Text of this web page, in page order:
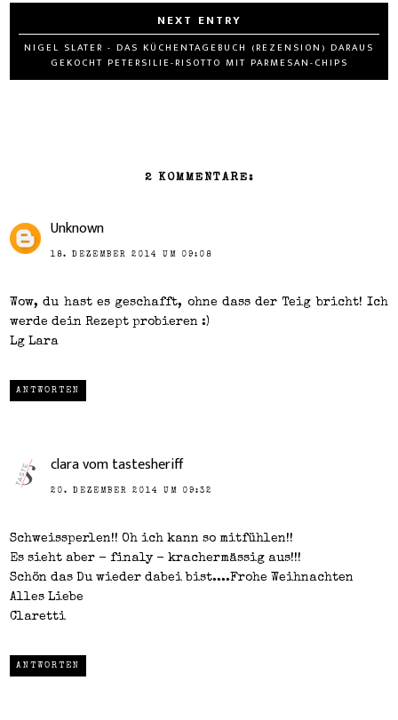
NIGEL SLATER - DAS KÜCHENTAGEBUCH (REZENSION) DARAUS
GEKOCHT PETERSILIE-RISOTTO MIT PARMESAN-CHIPS
2 KOMMENTARE:
Unknown
18. DEZEMBER 2014 UM 09:08
Wow, du hast es geschafft, ohne dass der Teig bricht! Ich
werde dein Rezept probieren :)
Lg Lara
ANTWORTEN
clara vom tastesheriff
20. DEZEMBER 2014 UM 09:32
Schweissperlen!! Oh ich kann so mitfühlen!!
Es sieht aber - finaly - krachermässig aus!!!
Schön das Du wieder dabei bist....Frohe Weihnachten
Alles Liebe
Claretti
ANTWORTEN